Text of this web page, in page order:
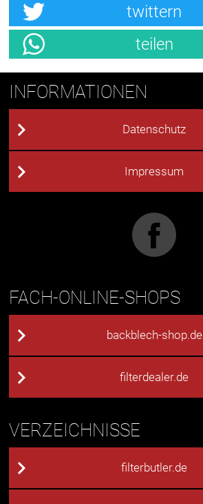
twittern
teilen
INFORMATIONEN
Datenschutz
Impressum
FACH-ONLINE-SHOPS
backblech-shop.de
filterdealer.de
VERZEICHNISSE
filterbutler.de